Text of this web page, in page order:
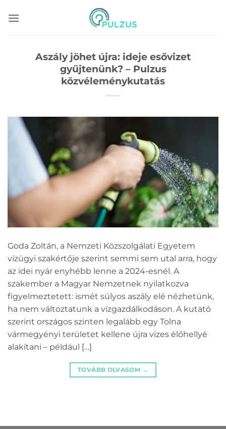
Aszály jöhet újra: ideje esővizet
gyűjtenünk? – Pulzus
közvéleménykutatás
Goda Zoltán, a Nemzeti Közszolgálati Egyetem
vízügyi szakértője szerint semmi sem utal arra, hogy
az idei nyár enyhébb lenne a 2024-esnél. A
szakember a Magyar Nemzetnek nyilatkozva
figyelmeztetett: ismét súlyos aszály elé nézhetünk,
ha nem változtatunk a vízgazdálkodáson. A kutató
szerint országos szinten legalább egy Tolna
vármegyényi területet kellene újra vizes élőhellyé
alakítani – például […]
TOVÁBB OLVASOM →